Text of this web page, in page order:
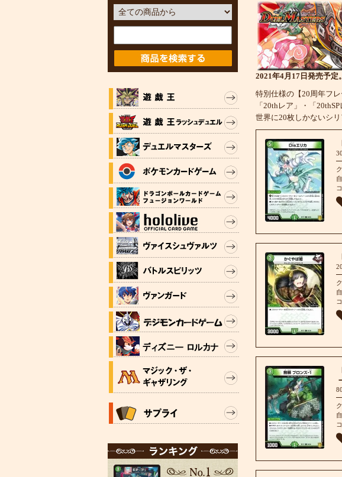
2021年4月17日発売予定。
特別仕様の【20周年フレ
「20thレア」・「
世界に20枚しかないシ